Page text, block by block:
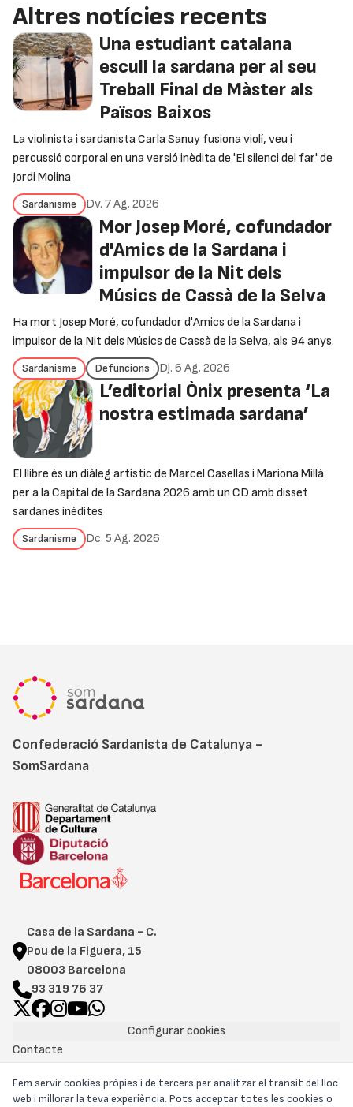
Altres notícies recents
Una estudiant catalana
escull la sardana per al seu
Treball Final de Màster als
Països Baixos
La violinista i sardanista Carla Sanuy fusiona violí, veu i
percussió corporal en una versió inèdita de 'El silenci del far' de
Jordi Molina
Sardanisme Dv. 7 Ag. 2026
Mor Josep Moré, cofundador
d'Amics de la Sardana i
impulsor de la Nit dels
Músics de Cassà de la Selva
Ha mort Josep Moré, cofundador d'Amics de la Sardana i
impulsor de la Nit dels Músics de Cassà de la Selva, als 94 anys.
Sardanisme Defuncions Dj. 6 Ag. 2026
L’editorial Ònix presenta ‘La
nostra estimada sardana’
El llibre és un diàleg artístic de Marcel Casellas i Mariona Millà
per a la Capital de la Sardana 2026 amb un CD amb disset
sardanes inèdites
Sardanisme Dc. 5 Ag. 2026
Confederació Sardanista de Catalunya -
SomSardana
Casa de la Sardana - C.
Pou de la Figuera, 15
08003 Barcelona
93 319 76 37
Configurar cookies
Contacte
Avís legal
Fem servir cookies pròpies i de tercers per analitzar el trànsit del lloc
web i millorar la teva experiència. Pots acceptar totes les cookies o